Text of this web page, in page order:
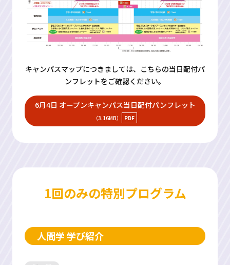
キャンパスマップにつきましては、こちらの当日配付パ
ンフレットをご確認ください。
6月4日 オープンキャンパス当日配付パンフレット
（3.16MB）
1回のみの特別プログラム
人間学 学び紹介